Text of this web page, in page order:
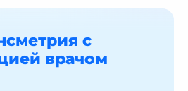
с
врачом